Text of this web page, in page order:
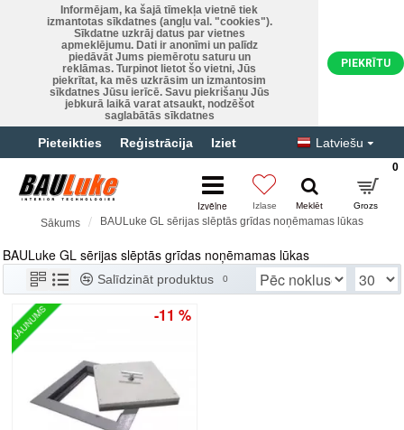
Informējam, ka šajā tīmekļa vietnē tiek
izmantotas sīkdatnes (angļu val. "cookies").
Sīkdatne uzkrāj datus par vietnes
apmeklējumu. Dati ir anonīmi un palīdz
piedāvāt Jums piemērotu saturu un
reklāmas. Turpinot lietot šo vietni, Jūs
piekrītat, ka mēs uzkrāsim un izmantosim
sīkdatnes Jūsu ierīcē. Savu piekrišanu Jūs
jebkurā laikā varat atsaukt, nodzēšot
saglabātās sīkdatnes
PIEKRĪTU
Pieteikties Reģistrācija Iziet Latviešu
0
Sākums BAULuke GL sērijas slēptās grīdas noņēmamas lūkas
BAULuke GL sērijas slēptās grīdas noņēmamas lūkas
Salīdzināt produktus 0
JAUNUMS -11 %